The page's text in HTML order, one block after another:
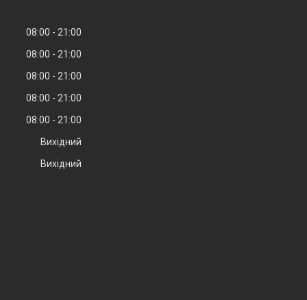
08:00
21:00
08:00
21:00
08:00
21:00
08:00
21:00
08:00
21:00
Вихідний
Вихідний